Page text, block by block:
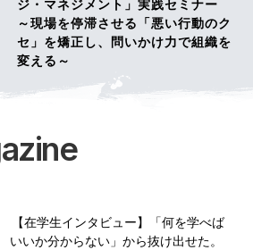
ジ・マネジメント」実践セミナー
～現場を停滞させる「悪い行動のク
セ」を矯正し、問いかけ力で組織を
変える～
【在学生インタビュー】「何を学べば
いいか分からない」から抜け出せた。